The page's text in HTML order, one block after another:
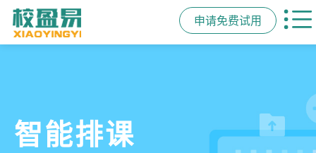
申请免费试用
管学校，用校盈易
智能排课
课时统计
家校互动